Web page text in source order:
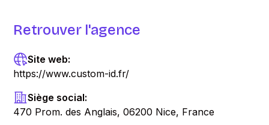
Retrouver l'agence
Site web:
https://www.custom-id.fr/
Siège social:
470 Prom. des Anglais, 06200 Nice, France